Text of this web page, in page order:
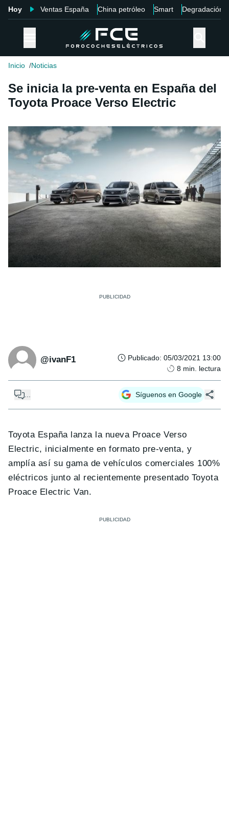
Hoy Ventas España China petróleo Smart Degradación
Inicio Noticias
Se inicia la pre-venta en España del
Toyota Proace Verso Electric
@ivanF1 Publicado: 05/03/2021 13:00
8 min. lectura
Síguenos en Google
Toyota España lanza la nueva Proace Verso
Electric, inicialmente en formato pre-venta, y
amplía así su gama de vehículos comerciales 100%
eléctricos junto al recientemente presentado Toyota
Proace Electric Van.